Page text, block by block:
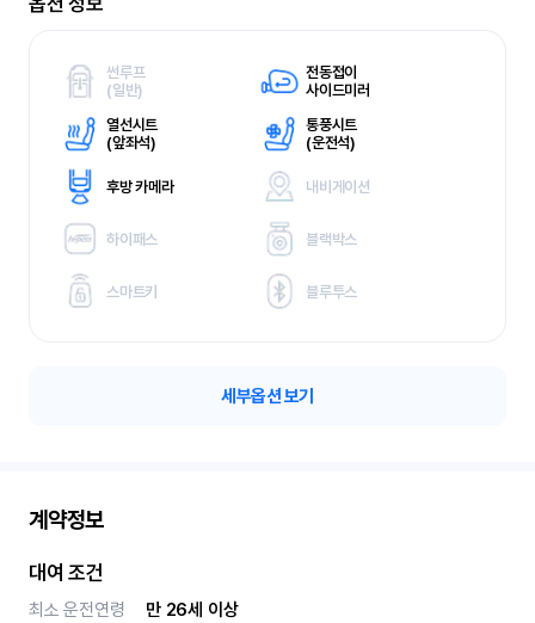
썬루프
(일반)
전동접이
사이드미러
열선시트
(앞좌석)
통풍시트
(운전석)
후방 카메라 내비게이션
하이패스 블랙박스
스마트키 블루투스
세부옵션 보기
계약정보
대여 조건
최소 운전연령
만 26세 이상